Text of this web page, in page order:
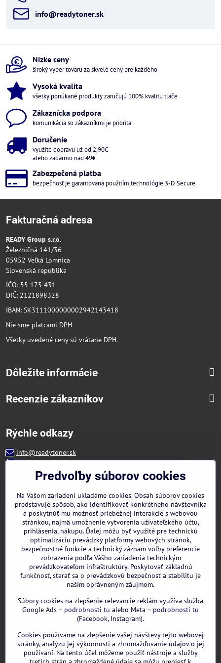
info​@readytoner​.sk
Nízke ceny
široký výber tovaru za skvelé ceny pre každého
Vysoká kvalita
všetky ponúkané produkty zaručujú 100% kvalitu tlače
Zákaznícka podpora
komunikácia so zákazníkmi je priorita
Doručenie
využite dopravu už od 2,90€
alebo zadarmo nad 49€
Zabezpečená platba
bezpečnosť je garantovaná použitím technológie 3-D Secure
Fakturačná adresa
READY Group s.r.o.
Železničná 141/36
05952 Veľká Lomnica
Slovenská republika
IČO: 55 175 431
DIČ: 2121898328
IBAN: SK3111000000002942143418
Nie sme platcami DPH
Všetky uvedené ceny sú vrátane DPH.
Dôležite informácie
Recenzie zákazníkov
Rýchle odkazy
info@readytoner.sk
+421 944 322 536 (PO-PIA: 09:00- 15:00)
Facebook
WhatsApp
GOOGLE recenzie:
Predvoľby súborov cookies
Na Vašom zariadení ukladáme cookies. Obsah súborov cookies
predstavuje spôsob, ako identifikovať konkrétneho návštevníka
a poskytnúť mu možnosť priebežnej interakcie s webovou
stránkou, najmä umožnenie vytvorenia užívateľského účtu,
prihlásenia, nákupu. Ďalej môžu byť využité pre technickú
optimalizáciu prevádzky platformy webových stránok,
bezpečnostné funkcie a technický záznam voľby preferencie
zobrazenia podľa Vášho zariadenia technickým
prevádzkovateľom infraštruktúry. Poskytovať základnú
funkčnosť, starať sa o prevádzkovú bezpečnosť a stabilitu je
naším oprávneným záujmom.
Súbory cookies na zlepšenie relevancie reklám využíva služba
Google Ads – podrobnosti tu alebo Meta – podrobnosti tu
(Facebook, Instagram).
Cookies používame na zlepšenie vašej návštevy tejto webovej
stránky, analýzu jej výkonnosti a zhromažďovanie údajov o jej
používaní. Na tento účel môžeme použiť nástroje a služby